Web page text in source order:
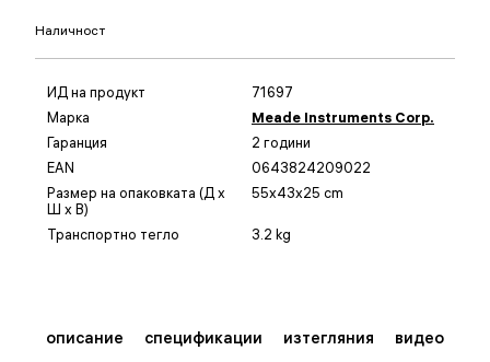
Наличност
ИД на продукт
71697
Марка
Meade Instruments Corp.
Гаранция
2 години
EAN
0643824209022
Размер на опаковката (Д x
Ш x В)
55x43x25 cm
Транспортно тегло 3.2 kg
описание спецификации изтегляния
видео